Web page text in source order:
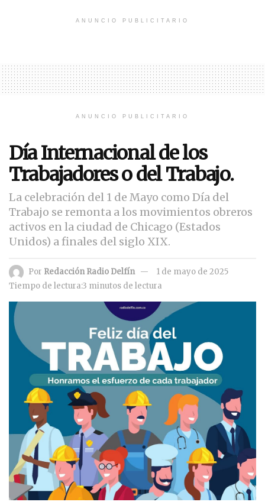
ANUNCIO PUBLICITARIO
ANUNCIO PUBLICITARIO
Día Internacional de los
Trabajadores o del Trabajo.
La celebración del 1 de Mayo como Día del
Trabajo se remonta a los movimientos obreros
activos en la ciudad de Chicago (Estados
Unidos) a finales del siglo XIX.
Por Redacción Radio Delfín
1 de mayo de 2025
Tiempo de lectura:3 minutos de lectura